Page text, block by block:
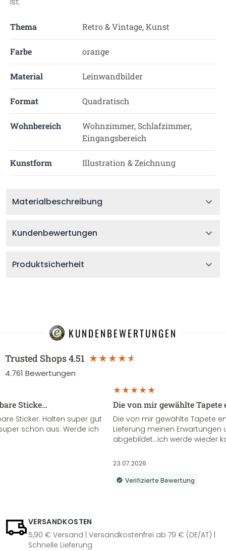
Thema Retro & Vintage, Kunst
Farbe orange
Material Leinwandbilder
Format Quadratisch
Wohnbereich
Wohnzimmer, Schlafzimmer,
Eingangsbereich
Kunstform Illustration & Zeichnung
Materialbeschreibung
Kundenbewertungen
Produktsicherheit
KUNDENBEWERTUNGEN
Trusted Shops4.51
4.761 Bewertungen
Sticke…
Sticker. Halten super gut
schön aus. Werde ich
Die von mir gewählte
Die von mir gewählte Tapete
Lieferung meinen Erwartungen
abgebildet...ich werde wieder
23.07.2026
Verifizierte Bewertung
VERSANDKOSTEN
5,90 € Versand | Versandkostenfrei ab 79 € (DE/AT) |
Schnelle Lieferung